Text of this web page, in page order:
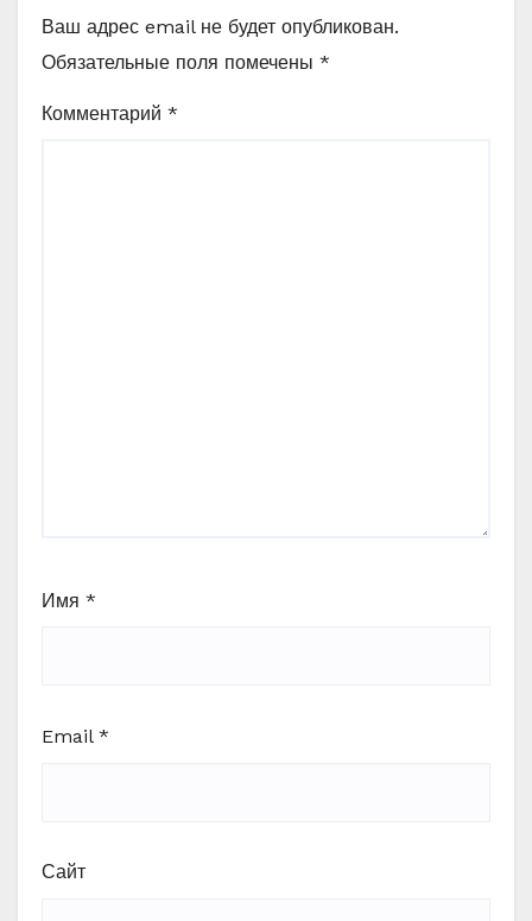
Ваш адрес email не будет опубликован.
Обязательные поля помечены *
Комментарий *
Имя *
Email *
Сайт